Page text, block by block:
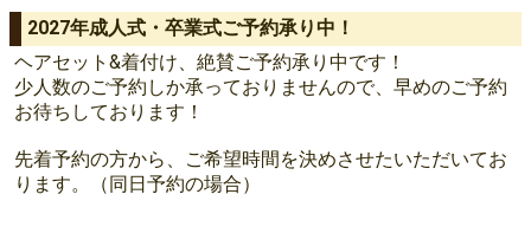
2027年成人式・卒業式ご予約承り中！
ヘアセット&着付け、絶賛ご予約承り中です！
少人数のご予約しか承っておりませんので、早めのご予約
お待ちしております！
先着予約の方から、ご希望時間を決めさせたいただいてお
ります。（同日予約の場合）